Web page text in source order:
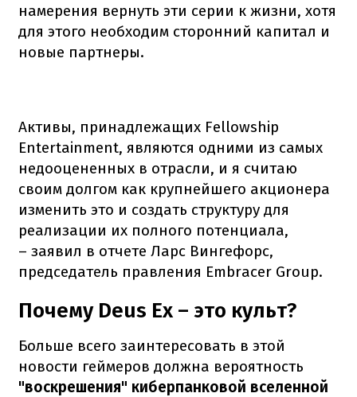
намерения вернуть эти серии к жизни, хотя
для этого необходим сторонний капитал и
новые партнеры.
Активы, принадлежащих Fellowship
Entertainment, являются одними из самых
недооцененных в отрасли, и я считаю
своим долгом как крупнейшего акционера
изменить это и создать структуру для
реализации их полного потенциала,
– заявил в отчете Ларс Вингефорс,
председатель правления Embracer Group.
Почему Deus Ex – это культ?
Больше всего заинтересовать в этой
новости геймеров должна вероятность
"воскрешения" киберпанковой вселенной